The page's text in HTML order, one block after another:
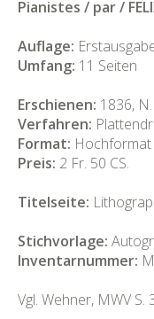
Pianistes / par /
Auflage:
Umfang: 11 Seiten
Erschienen: 1836,
Verfahren:
Format: Hochformat
Preis: 2 Fr. 50 CS.
Titelseite:
Stichvorlage:
Inventarnummer:
Vgl. Wehner, MWV S.